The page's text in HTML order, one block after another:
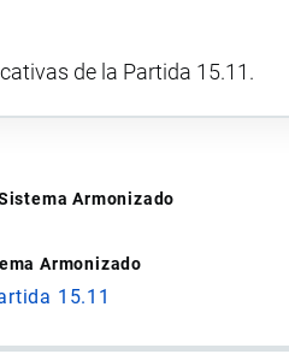
de la Partida 15.11.
Armonizado
Armonizado
15.11